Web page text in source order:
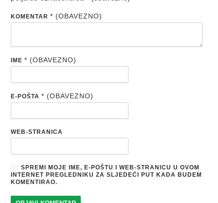
KOMENTAR* (OBAVEZNO)
IME* (OBAVEZNO)
E-POŠTA* (OBAVEZNO)
WEB-STRANICA
SPREMI MOJE IME, E-POŠTU I WEB-STRANICU U OVOM
INTERNET PREGLEDNIKU ZA SLJEDEĆI PUT KADA BUDEM
KOMENTIRAO.